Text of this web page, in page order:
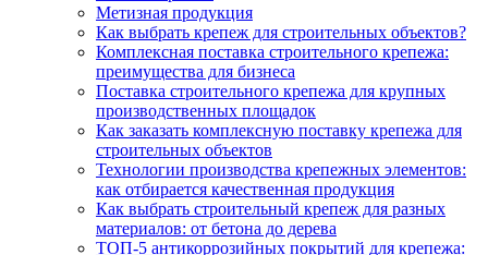
Метизная продукция
Как выбрать крепеж для строительных объектов?
Комплексная поставка строительного крепежа:
преимущества для бизнеса
Поставка строительного крепежа для крупных
производственных площадок
Как заказать комплексную поставку крепежа для
строительных объектов
Технологии производства крепежных элементов:
как отбирается качественная продукция
Как выбрать строительный крепеж для разных
материалов: от бетона до дерева
ТОП-5 антикоррозийных покрытий для крепежа: